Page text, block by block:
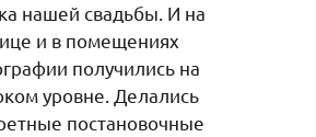
нашей свадьбы. И на
и в помещениях
получились на
уровне. Делались
постановочные